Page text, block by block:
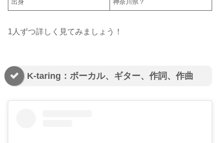
出身 神奈川県？
1人ずつ詳しく見てみましょう！
K-taring：ボーカル、ギター、作詞、作曲